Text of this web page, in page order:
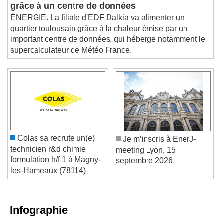
grâce à un centre de données
ÉNERGIE. La filiale d'EDF Dalkia va alimenter un
quartier toulousain grâce à la chaleur émise par un
important centre de données, qui héberge notamment le
supercalculateur de Météo France.
Colas sa recrute un(e)
technicien r&d chimie
formulation h/f 1 à Magny-
les-Hameaux (78114)
Je m’inscris à EnerJ-
meeting Lyon, 15
septembre 2026
Infographie